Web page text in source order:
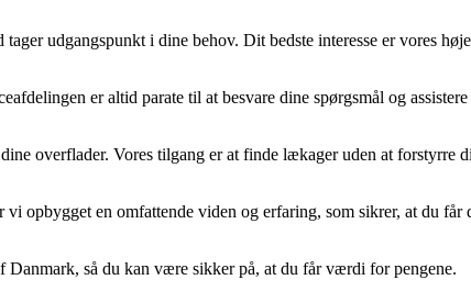
udgangspunkt i dine behov. Dit bedste interesse er vores
er altid parate til at besvare dine spørgsmål og
overflader. Vores tilgang er at finde lækager uden at forstyrre
opbygget en omfattende viden og erfaring, som sikrer, at du får
Danmark, så du kan være sikker på, at du får værdi for pengene.